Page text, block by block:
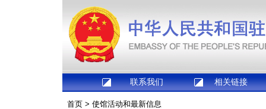
联系我们 相关链接
首页 > 使馆活动和最新信息